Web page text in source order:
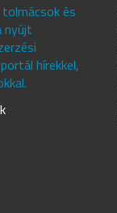
és
nyújt
hírekkel,